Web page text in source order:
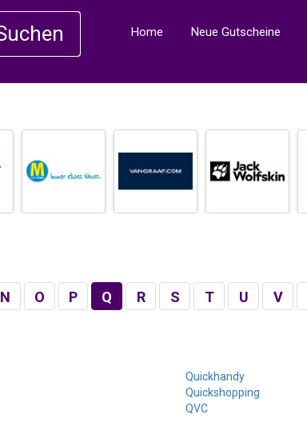
Home Neue Gutscheine
N O P Q R S T U V
Quickhandy
Quickshopping
QVC